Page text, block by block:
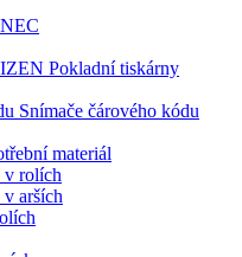
Pokladní tiskárny
Snímače čárového kódu
materiál
v rolích
arších